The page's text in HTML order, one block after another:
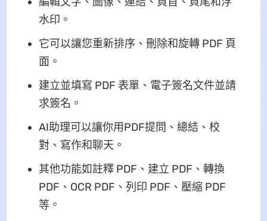
水印。
它可以讓您重新排序、刪除和旋轉 PDF 頁
面。
建立並填寫 PDF 表單、電子簽名文件並請
求簽名。
AI助理可以讓你用PDF提問、總結、校
對、寫作和聊天。
其他功能如註釋 PDF、建立 PDF、轉換
PDF、OCR PDF、列印 PDF、壓縮 PDF
等。